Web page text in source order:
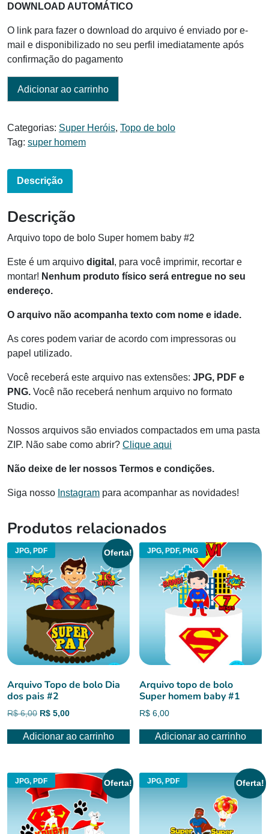
DOWNLOAD AUTOMÁTICO
O link para fazer o download do arquivo é enviado por e-
mail e disponibilizado no seu perfil imediatamente após
confirmação do pagamento
Adicionar ao carrinho
Categorias: Super Heróis, Topo de bolo
Tag: super homem
Descrição
Descrição
Arquivo topo de bolo Super homem baby #2
Este é um arquivo digital , para você imprimir, recortar e
montar! Nenhum produto físico será entregue no seu
endereço.
O arquivo não acompanha texto com nome e idade.
As cores podem variar de acordo com impressoras ou
papel utilizado.
Você receberá este arquivo nas extensões: JPG, PDF e
PNG. Você não receberá nenhum arquivo no formato
Studio.
Nossos arquivos são enviados compactados em uma pasta
ZIP. Não sabe como abrir? Clique aqui
Não deixe de ler nossos Termos e condições.
Siga nosso Instagram para acompanhar as novidades!
Produtos relacionados
JPG, PDF Oferta!
Arquivo Topo de bolo Dia
dos pais #2
R$6,00 O
original
R$ 5,00O
atual
Adicionar ao carrinho
JPG, PDF, PNG
Arquivo topo de bolo
Super homem baby #1
R$ 6,00
Adicionar ao carrinho
JPG, PDF Oferta! JPG, PDF Oferta!